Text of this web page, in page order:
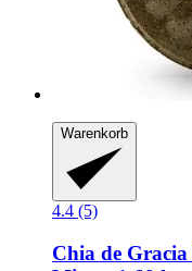
Warenkorb
4.4 (5)
Chia de Gracia